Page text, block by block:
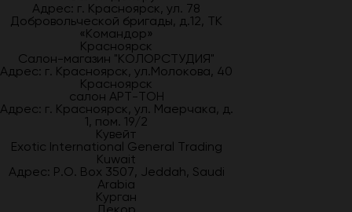
Адрес: г. Красноярск, ул. 78
Добровольческой бригады, д.12, ТК
«Командор»
Красноярск
Салон-магазин "КОЛОРСТУДИЯ"
Адрес: г. Красноярск, ул.Молокова, 40
Красноярск
салон АРТ-ТОН
Адрес: г. Красноярск, ул. Маерчака, д.
1, пом. 19/2
Кувейт
Exotic International General Trading
Kuwait
Адрес: P.O. Box 3507, Jeddah, Saudi
Arabia
Курган